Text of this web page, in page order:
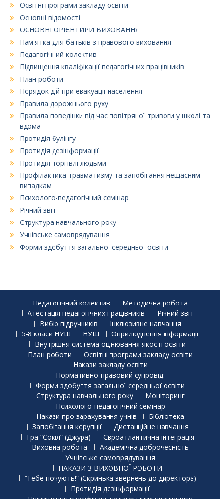
Освітні програми закладу освіти
Основні відомості
ОСНОВНІ ОРІЄНТИРИ ВИХОВАННЯ
Пам'ятка для батьків з правового виховання
Педагогічний колектив
Підвищення кваліфікації педагогічних працівників
План роботи
Порядок дій при евакуації населення
Правила дорожнього руху
Правила поведінки під час повітряної тривоги у школі та
вдома
Протидія булінгу
Протидія дезінформації
Протидія торгівлі людьми
Профілактика травматизму та запобігання нещасним
випадкам
Психолого-педагогічний семінар
Річний звіт
Структура навчального року
Учнівське самоврядування
Форми здобуття загальної середньої освіти
Педагогічний колектив
Методична робота
Атестація педагогічних працівників
Річний звіт
Вибір підручників
Інклюзивне навчання
5-8 класи НУШ
НУШ
Оприлюднення інформації
Внутрішня система оцінювання якості освіти
План роботи
Освітні програми закладу освіти
Накази закладу освіти
Нормативно-правовий супровід:
Форми здобуття загальної середньої освіти
Структура навчального року
Моніторинг
Психолого-педагогічний семінар
Накази про зарахування учнів
Бібліотека
Запобігання корупції
Дистанційне навчання
Гра “Сокіл” (Джура)
Євроатлантична інтеграція
Виховна робота
Академічна доброчесність
Учнівське самоврядування
НАКАЗИ З ВИХОВНОЇ РОБОТИ
“Тебе почують!” (Скринька звернень до директора)
Протидія дезінформації